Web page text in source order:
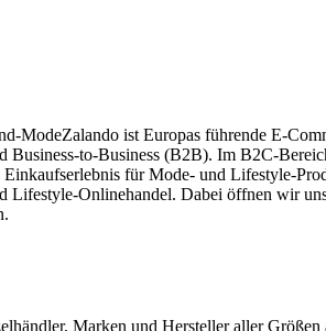
ist Europas führende E-
to-Business (B2B). Im B2C-
für Mode- und Lifestyle-
Onlinehandel. Dabei öffnen wir
Marken und Hersteller aller